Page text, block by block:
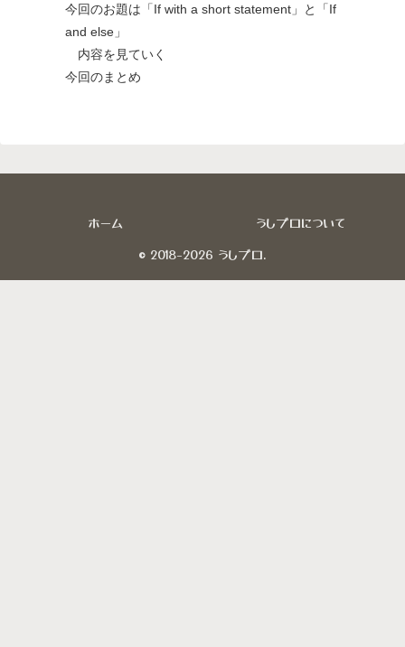
今回のお題は「If with a short statement」と「If
and else」
内容を見ていく
今回のまとめ
ホーム
うしブロについて
© 2018-2026 うしブロ.